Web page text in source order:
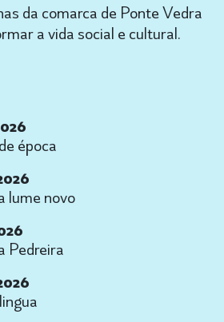
da comarca de Ponte Vedra
a vida social e cultural.
época
lume novo
Pedreira